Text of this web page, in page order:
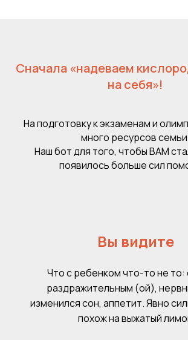
Сначала «надеваем
на себя»!
На подготовку к экзаменам и
много ресурсов
Наш бот для того, чтобы ВАМ
появилось больше сил
Вы видите
Что с ребенком что-то не то:
раздражительным (ой),
изменился сон, аппетит. Явно
похож на выжатый